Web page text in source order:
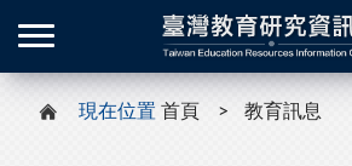
現在位置 首頁 教育訊息